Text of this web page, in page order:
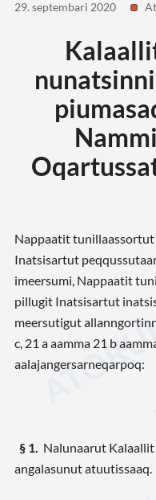
29. septembari 2020
Nappaatit
Inatsisartut
imeersumi, Nappaatit
pillugit Inatsisartut
meersutigut
c, 21 a aamma 21 b
aalajangersarneqarpoq:
§ 1. Nalunaarut
angalasunut atuutissaaq.